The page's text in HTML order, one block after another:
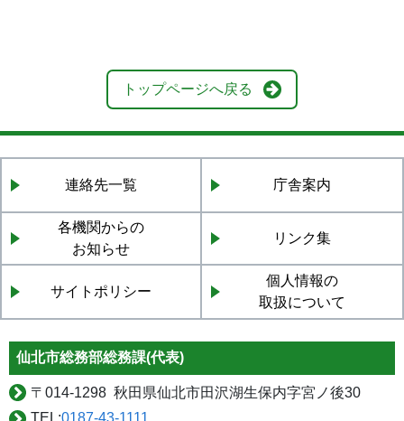
トップページへ戻る
連絡先一覧 庁舎案内
各機関からの
お知らせ
リンク集
サイトポリシー
個人情報の
取扱について
仙北市総務部総務課(代表)
〒 014-1298 秋田県仙北市田沢湖生保内字宮ノ後30